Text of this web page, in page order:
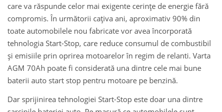
care va răspunde celor mai exigente cerințe de energie fără
compromis. În următorii cațiva ani, aproximativ 90% din
toate automobilele nou fabricate vor avea încorporată
tehnologia Start-Stop, care reduce consumul de combustibil
și emisiile prin oprirea motoarelor în regim de relanti. Varta
AGM 70Ah poate fi considerată una dintre cele mai bune
baterii auto start stop pentru motoare pe benzină.
Dar sprijinirea tehnologiei Start-Stop este doar una dintre